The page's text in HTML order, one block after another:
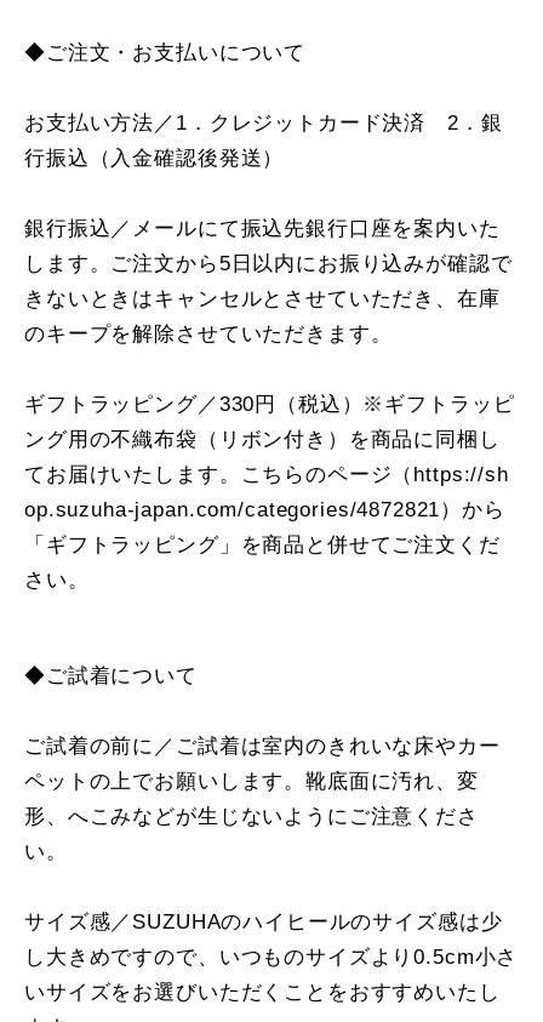
◆ご注文・お支払いについて
お支払い方法／1．クレジットカード決済 2．銀
行振込（入金確認後発送）
銀行振込／メールにて振込先銀行口座を案内いた
します。ご注文から5日以内にお振り込みが確認で
きないときはキャンセルとさせていただき、在庫
のキープを解除させていただきます。
ギフトラッピング／330円（税込）※ギフトラッピ
ング用の不織布袋（リボン付き）を商品に同梱し
てお届けいたします。こちらのページ（ https://sh
op.suzuha-japan.com/categories/4872821）から
「ギフトラッピング」を商品と併せてご注文くだ
さい。
◆ご試着について
ご試着の前に／ご試着は室内のきれいな床やカー
ペットの上でお願いします。靴底面に汚れ、変
形、へこみなどが生じないようにご注意くださ
い。
サイズ感／SUZUHAのハイヒールのサイズ感は少
し大きめですので、いつものサイズより0.5cm小さ
いサイズをお選びいただくことをおすすめいたし